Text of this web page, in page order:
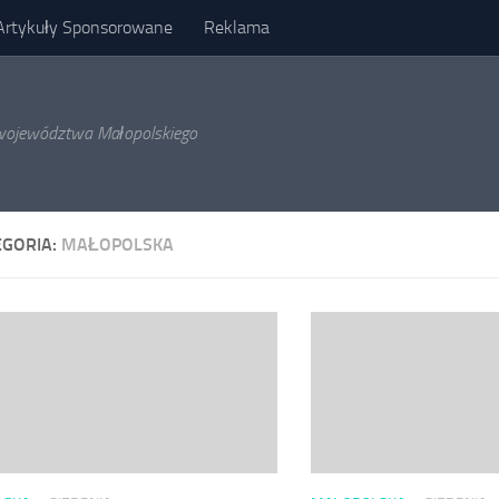
Sponsorowane Reklama
Małopolskiego
MAŁOPOLSKA